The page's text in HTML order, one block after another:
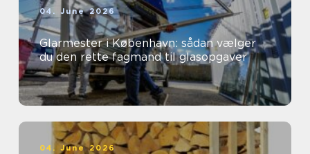
04. June 2026
Glarmester i København: sådan vælger
du den rette fagmand til glasopgaver
04. June 2026